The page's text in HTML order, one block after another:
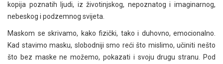
kopija poznatih ljudi, iz životinjskog, nepoznatog i imaginarnog,
nebeskog i podzemnog svijeta.
Maskom se skrivamo, kako fizički, tako i duhovno, emocionalno.
Kad stavimo masku, slobodniji smo reći što mislimo, učiniti nešto
što bez maske ne možemo, pokazati i svoju drugu stranu. Pod